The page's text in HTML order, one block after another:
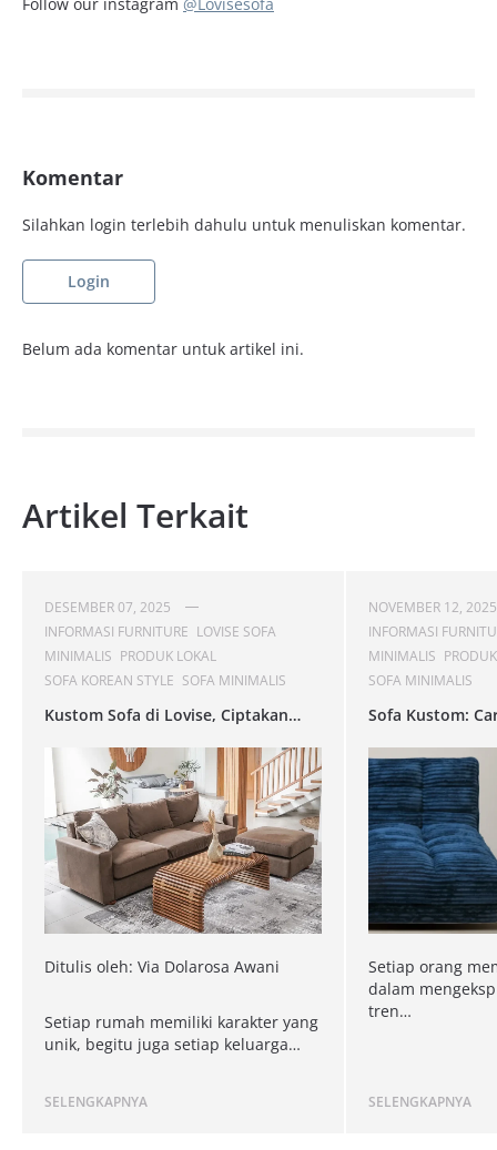
Komentar
Silahkan login terlebih dahulu untuk menuliskan komentar.
Login
Belum ada komentar untuk artikel ini.
Artikel Terkait
DESEMBER 07, 2025
INFORMASI FURNITURE LOVISE SOFA
MINIMALIS PRODUK LOKAL
SOFA KOREAN STYLE SOFA MINIMALIS
Kustom Sofa di Lovise, Ciptakan
Ditulis oleh: Via Dolarosa Awani
Setiap rumah memiliki karakter yang
unik, begitu juga setiap keluarga…
SELENGKAPNYA
NOVEMBER 12, 2025
INFORMASI
MINIMALIS
SOFA MINIMALIS
Sofa Kustom:
Kenyamanan
Setiap orang
dalam
tren…
SELENGKAPNYA